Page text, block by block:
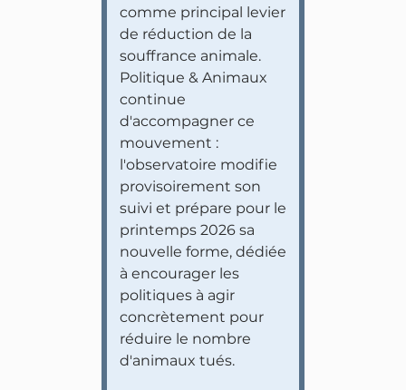
comme principal levier
de réduction de la
souffrance animale.
Politique & Animaux
continue
d'accompagner ce
mouvement :
l'observatoire modifie
provisoirement son
suivi et prépare pour le
printemps 2026 sa
nouvelle forme, dédiée
à encourager les
politiques à agir
concrètement pour
réduire le nombre
d'animaux tués.